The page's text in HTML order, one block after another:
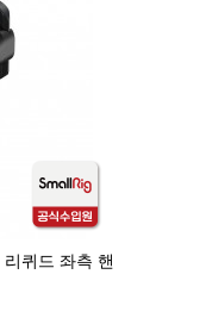
퀴드 좌측 핸